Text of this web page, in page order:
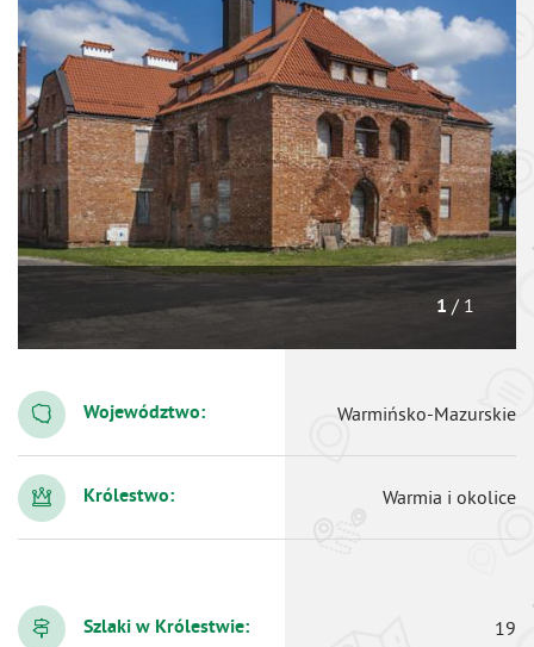
1 / 1
Województwo: Warmińsko-Mazurskie
Królestwo: Warmia i okolice
Szlaki w Królestwie: 19